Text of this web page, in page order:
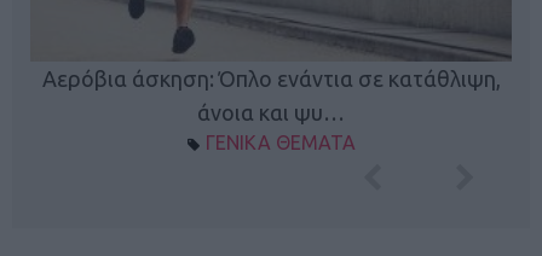
Αερόβια άσκηση: Όπλο ενάντια σε κατάθλιψη,
άνοια και ψυ…
ΓΕΝΙΚΑ ΘΕΜΑΤΑ